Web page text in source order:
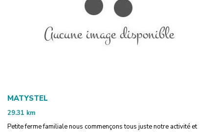
MATYSTEL
29.31 km
Petite ferme familiale nous commençons tous juste notre activité et